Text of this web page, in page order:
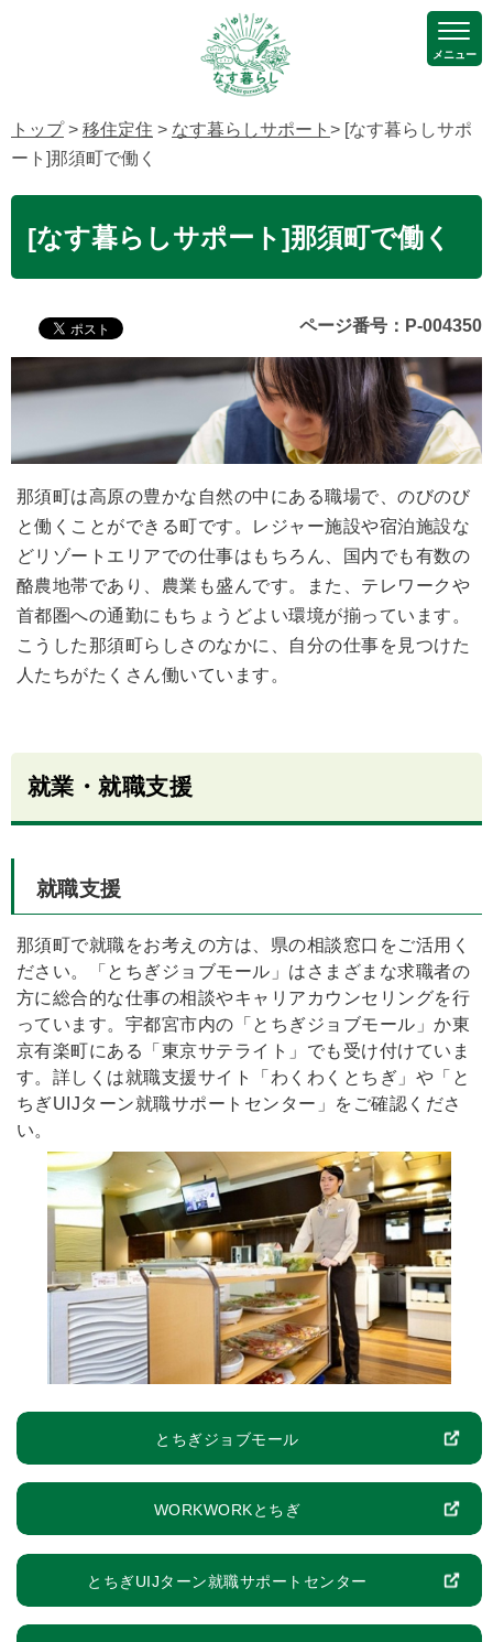
メニュー
トップ> 移住定住 > なす暮らしサポート > [なす暮らしサポ
ート]那須町で働く
[なす暮らしサポート]那須町で働く
ページ番号：P-004350
那須町は高原の豊かな自然の中にある職場で、のびのび
と働くことができる町です。レジャー施設や宿泊施設な
どリゾートエリアでの仕事はもちろん、国内でも有数の
酪農地帯であり、農業も盛んです。また、テレワークや
首都圏への通勤にもちょうどよい環境が揃っています。
こうした那須町らしさのなかに、自分の仕事を見つけた
人たちがたくさん働いています。
就業・就職支援
就職支援
那須町で就職をお考えの方は、県の相談窓口をご活用く
ださい。「とちぎジョブモール」はさまざまな求職者の
方に総合的な仕事の相談やキャリアカウンセリングを行
っています。宇都宮市内の「とちぎジョブモール」か東
京有楽町にある「東京サテライト」でも受け付けていま
す。詳しくは就職支援サイト「わくわくとちぎ」や「と
ちぎUIJターン就職サポートセンター」をご確認くださ
い。
とちぎジョブモール
WORKWORKとちぎ
とちぎUIJターン就職サポートセンター